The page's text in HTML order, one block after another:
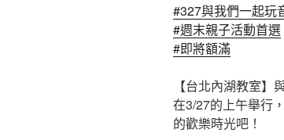
#327與我們一起玩
#週末親子活動首選
#即將額滿
【台北內湖教室
在3/27的上午舉行
的歡樂時光吧！